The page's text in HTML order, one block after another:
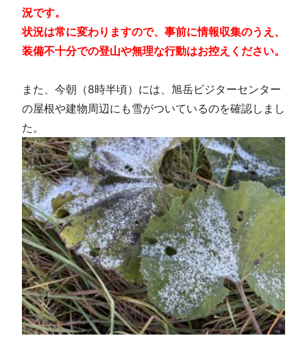
況です。
状況は常に変わりますので、 事前に情報収集のうえ、
装備不十分での登山や無理な行動はお控えください。
また、今朝（8時半頃）には、旭岳ビジターセンター
の屋根や建物周辺にも雪がついているのを確認しまし
た。